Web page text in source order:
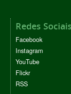
Redes Sociais
Facebook
Instagram
YouTube
Flickr
RSS